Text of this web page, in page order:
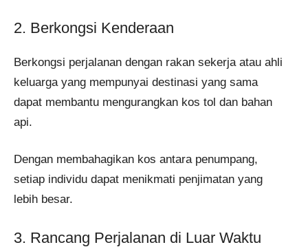
2. Berkongsi Kenderaan
Berkongsi perjalanan dengan rakan sekerja atau ahli
keluarga yang mempunyai destinasi yang sama
dapat membantu mengurangkan kos tol dan bahan
api.
Dengan membahagikan kos antara penumpang,
setiap individu dapat menikmati penjimatan yang
lebih besar.
3. Rancang Perjalanan di Luar Waktu